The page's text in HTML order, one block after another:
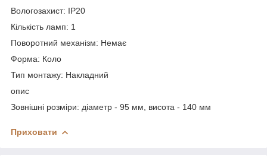
Вологозахист: IP20
Кількість ламп: 1
Поворотний механізм: Немає
Форма: Коло
Тип монтажу: Накладний
опис
Зовнішні розміри: діаметр - 95 мм, висота - 140 мм
Приховати